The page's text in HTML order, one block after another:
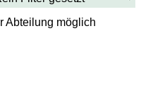
Abteilung möglich